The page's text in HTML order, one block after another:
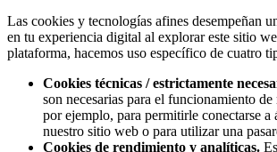
Las cookies y tecnologías afines desempeñan
en tu experiencia digital al explorar este sitio
plataforma, hacemos uso específico de cuatro
Cookies técnicas / estrictamente
son necesarias para el funcionamiento
por ejemplo, para permitirle conectarse a
nuestro sitio web o para utilizar una
Cookies de rendimiento y analíticas.